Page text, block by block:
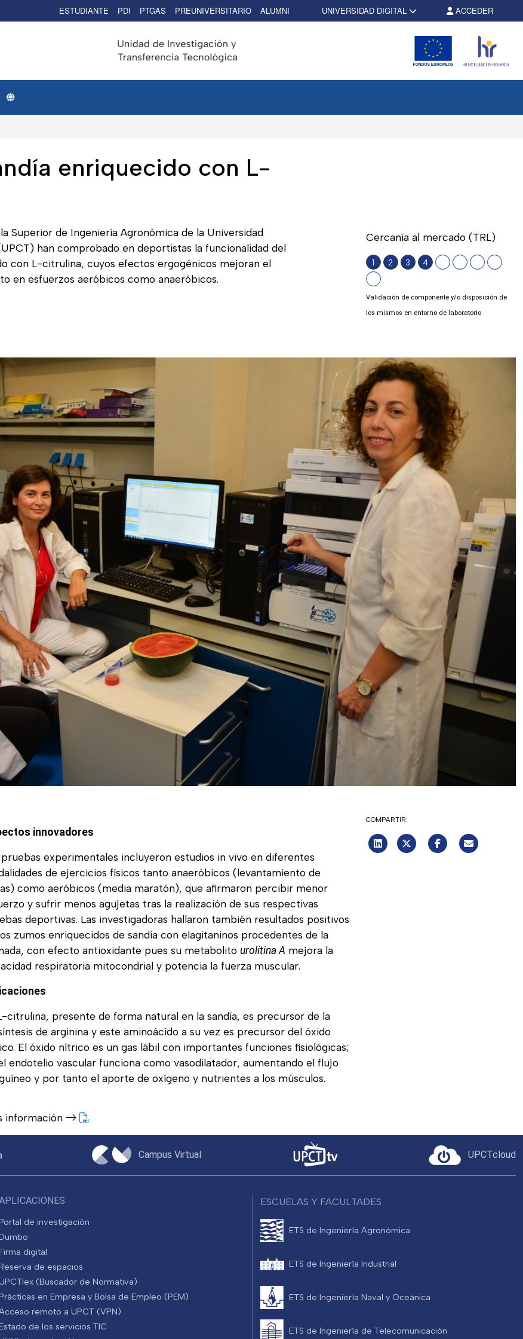
ESTUDIANTE PDI PTGAS PREUNIVERSITARIO ALUMNI UNIVERSIDAD DIGITAL ACCEDER
enriquecido con L-
Superior de Ingeniería Agronómica de la Universidad
han comprobado en deportistas la funcionalidad del
con L-citrulina, cuyos efectos ergogénicos mejoran el
en esfuerzos aeróbicos como anaeróbicos.
Cercanía al mercado (TRL)
1 2 3 4
Validación de componente y/o disposición de
los mismos en entorno de laboratorio
innovadores
pruebas experimentales incluyeron estudios in vivo en diferentes
de ejercicios físicos tanto anaeróbicos (levantamiento de
como aeróbicos (media maratón), que afirmaron percibir menor
y sufrir menos agujetas tras la realización de sus respectivas
deportivas. Las investigadoras hallaron también resultados positivos
zumos enriquecidos de sandía con elagitaninos procedentes de la
con efecto antioxidante pues su metabolitourolitina A mejora la
respiratoria mitocondrial y potencia la fuerza muscular.
citrulina, presente de forma natural en la sandía, es precursor de la
de arginina y este aminoácido a su vez es precursor del óxido
El óxido nítrico es un gas lábil con importantes funciones fisiológicas;
endotelio vascular funciona como vasodilatador, aumentando el flujo
y por tanto el aporte de oxígeno y nutrientes a los músculos.
información
COMPARTIR:
Campus Virtual UPCTcloud
de investigación
digital
de espacios
(Buscador de Normativa)
en Empresa y Bolsa de Empleo (PEM)
remoto a UPCT (VPN)
de los servicios TIC
ESCUELAS Y FACULTADES
ETS de Ingeniería Agronómica
ETS de Ingeniería Industrial
ETS de Ingeniería Naval y Oceánica
ETS de Ingeniería de Telecomunicación